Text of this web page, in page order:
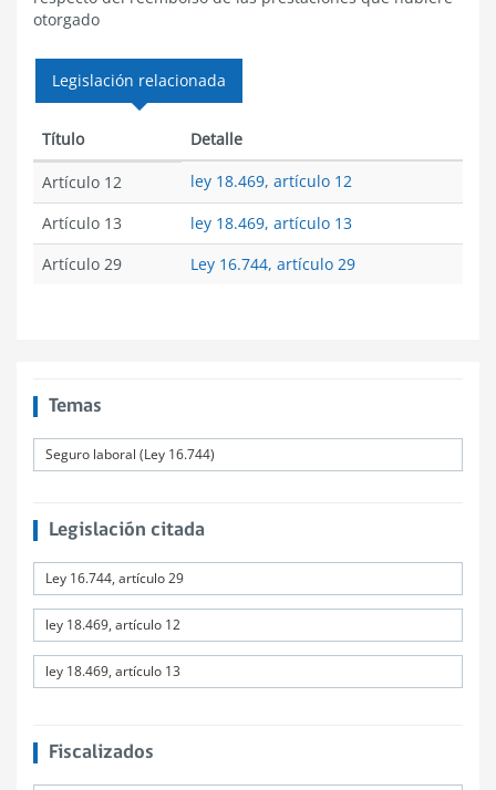
otorgado
Legislación relacionada
Título Detalle
Artículo 12
ley 18.469, artículo 12
Artículo 13
ley 18.469, artículo 13
Artículo 29
Ley 16.744, artículo 29
Temas
Seguro laboral (Ley 16.744)
Legislación citada
Ley 16.744, artículo 29
ley 18.469, artículo 12
ley 18.469, artículo 13
Fiscalizados